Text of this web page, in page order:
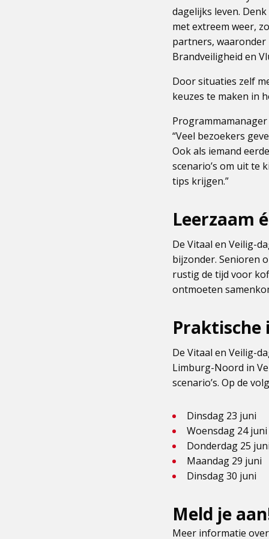
dagelijks leven.
met extreem weer,
partners, waaronder
Brandveiligheid en
Door situaties zelf
keuzes te maken in
“Veel bezoekers
Ook als iemand
scenario’s om uit te
tips krijgen.”
Leerzaam
De Vitaal en Veilig-
bijzonder. Senioren
rustig de tijd voor
ontmoeten
De Vitaal en Veilig-
Limburg-Noord in
scenario’s. Op de
Dinsdag 23 juni
Woensdag 24 juni
Donderdag 25
Maandag 29 juni
Dinsdag 30 juni
Meld je
Meer informatie